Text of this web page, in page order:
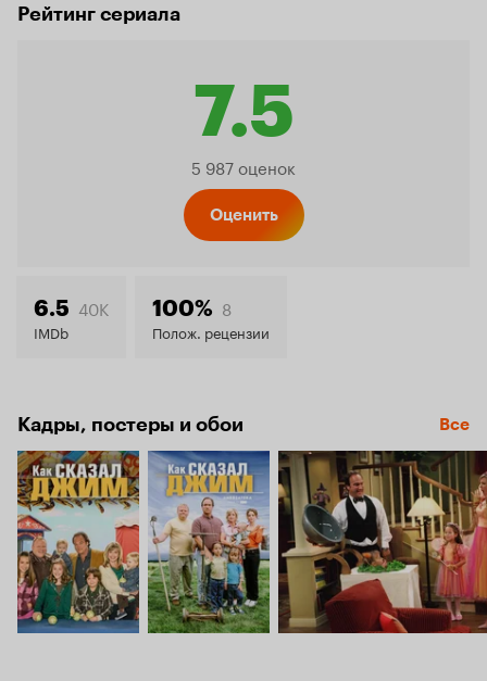
Рейтинг сериала
7.5
Рейтинг
7.5
5 987 оценок
Оценить
6.5 40K
IMDb
100% 8
Полож. рецензии
Кадры, постеры и обои Все